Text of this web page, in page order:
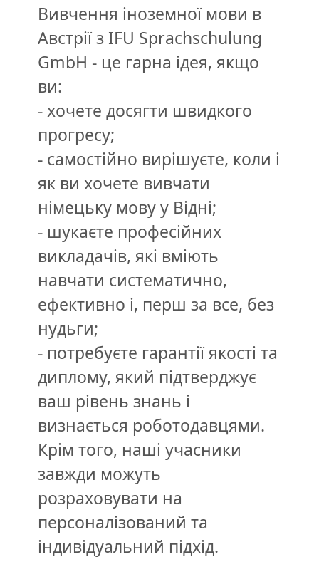
Вивчення іноземної мови в
Австрії з IFU Sprachschulung
GmbH - це гарна ідея, якщо
ви:
- хочете досягти швидкого
прогресу;
- самостійно вирішуєте, коли і
як ви хочете вивчати
німецьку мову у Відні;
- шукаєте професійних
викладачів, які вміють
навчати систематично,
ефективно і, перш за все, без
нудьги;
- потребуєте гарантії якості та
диплому, який підтверджує
ваш рівень знань і
визнається роботодавцями.
Крім того, наші учасники
завжди можуть
розраховувати на
персоналізований та
індивідуальний підхід.